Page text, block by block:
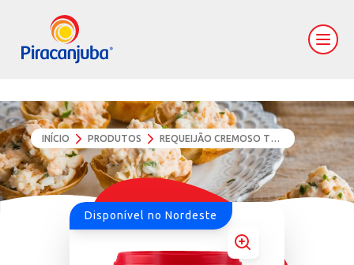
INÍCIO PRODUTOS
Disponível no Nordeste